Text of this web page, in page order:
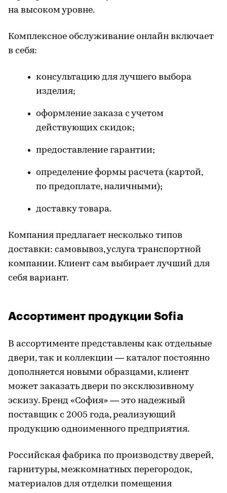
на высоком уровне.
Комплексное обслуживание онлайн включает
в себя:
консультацию для лучшего выбора
изделия;
оформление заказа с учетом
действующих скидок;
предоставление гарантии;
определение формы расчета (картой,
по предоплате, наличными);
доставку товара.
Компания предлагает несколько типов
доставки: самовывоз, услуга транспортной
компании. Клиент сам выбирает лучший для
себя вариант.
Ассортимент продукции Sofia
В ассортименте представлены как отдельные
двери, так и коллекции — каталог постоянно
дополняется новыми образцами, клиент
может заказать двери по эксклюзивному
эскизу. Бренд «София» — это надежный
поставщик с 2005 года, реализующий
продукцию одноименного предприятия.
Российская фабрика по производству дверей,
гарнитуры, межкомнатных перегородок,
материалов для отделки помещения